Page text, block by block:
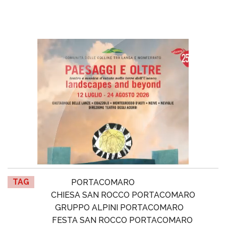
TAG
PORTACOMARO
CHIESA SAN ROCCO PORTACOMARO
GRUPPO ALPINI PORTACOMARO
FESTA SAN ROCCO PORTACOMARO